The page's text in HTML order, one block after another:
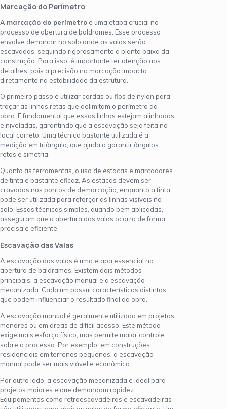
Marcação do Perímetro
A marcação do perímetro é uma etapa crucial no
processo de abertura de baldrames. Esse processo
envolve demarcar no solo onde as valas serão
escavadas, seguindo rigorosamente a planta baixa da
construção. Para isso, é importante ter atenção aos
detalhes, pois a precisão na marcação impacta
diretamente na estabilidade da estrutura.
O primeiro passo é utilizar cordas ou fios de nylon para
traçar as linhas retas que delimitam o perímetro da
obra. É fundamental que essas linhas estejam alinhadas
e niveladas, garantindo que a escavação seja feita no
local correto. Uma técnica bastante utilizada é a
medição em triângulo, que ajuda a garantir ângulos
retos e simetria.
Quanto às ferramentas, o uso de estacas e marcadores
de tinta é bastante eficaz. As estacas devem ser
cravadas nos pontos de demarcação, enquanto a tinta
pode ser utilizada para reforçar as linhas visíveis no
solo. Essas técnicas simples, quando bem aplicadas,
asseguram que a abertura das valas ocorra de forma
precisa e eficiente.
Escavação das Valas
A escavação das valas é uma etapa essencial na
abertura de baldrames. Existem dois métodos
principais: a escavação manual e a escavação
mecanizada. Cada um possui características distintas
que podem influenciar o resultado final da obra.
A escavação manual é geralmente utilizada em projetos
menores ou em áreas de difícil acesso. Este método
exige mais esforço físico, mas permite maior controle
sobre o processo. Por exemplo, em construções
residenciais em terrenos pequenos, a escavação
manual pode ser mais viável e econômica.
Por outro lado, a escavação mecanizada é ideal para
projetos maiores e que demandam rapidez.
Equipamentos como retroescavadeiras e escavadeiras